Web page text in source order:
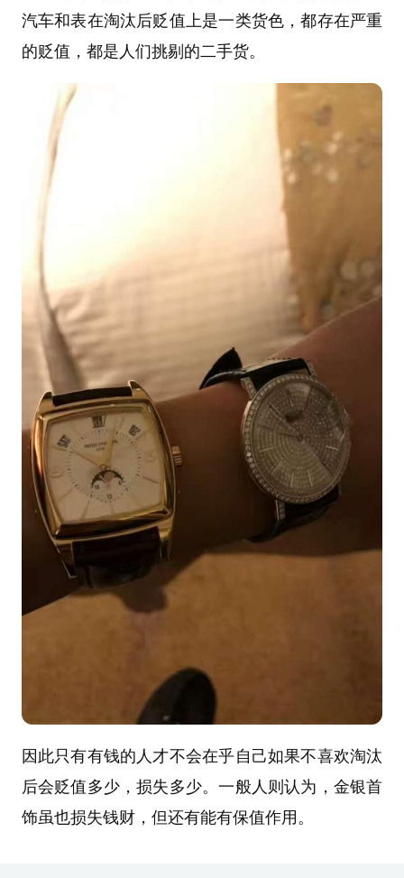
汽车和表在淘汰后贬值上是一类货色，都存在严重
的贬值，都是人们挑剔的二手货。
因此只有有钱的人才不会在乎自己如果不喜欢淘汰
后会贬值多少，损失多少。一般人则认为，金银首
饰虽也损失钱财，但还有能有保值作用。